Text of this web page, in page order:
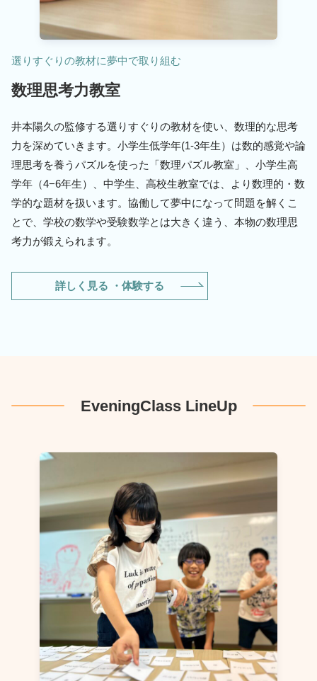
選りすぐりの教材に夢中で取り組む
数理思考力教室
井本陽久の監修する選りすぐりの教材を使い、数理的な思考
力を深めていきます。小学生低学年(1-3年生）は数的感覚や論
理思考を養うパズルを使った「数理パズル教室」、小学生高
学年（4−6年生）、中学生、高校生教室では、より数理的・数
学的な題材を扱います。協働して夢中になって問題を解くこ
とで、学校の数学や受験数学とは大きく違う、本物の数理思
考力が鍛えられます。
詳しく見る ・体験する
EveningClass LineUp